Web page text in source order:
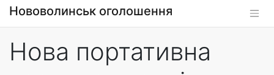
Нововолинськ оголошення
Нова портативна